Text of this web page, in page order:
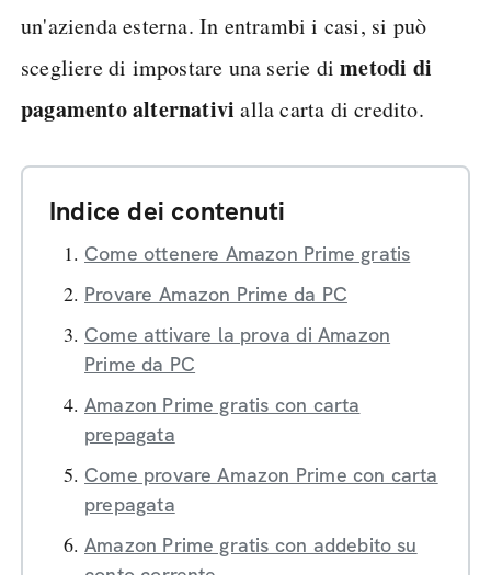
un'azienda esterna. In entrambi i casi, si può
scegliere di impostare una serie di metodi di
pagamento alternativialla carta di credito.
Indice dei contenuti
Come ottenere Amazon Prime gratis
Provare Amazon Prime da PC
Come attivare la prova di Amazon
Prime da PC
Amazon Prime gratis con carta
prepagata
Come provare Amazon Prime con carta
prepagata
Amazon Prime gratis con addebito su